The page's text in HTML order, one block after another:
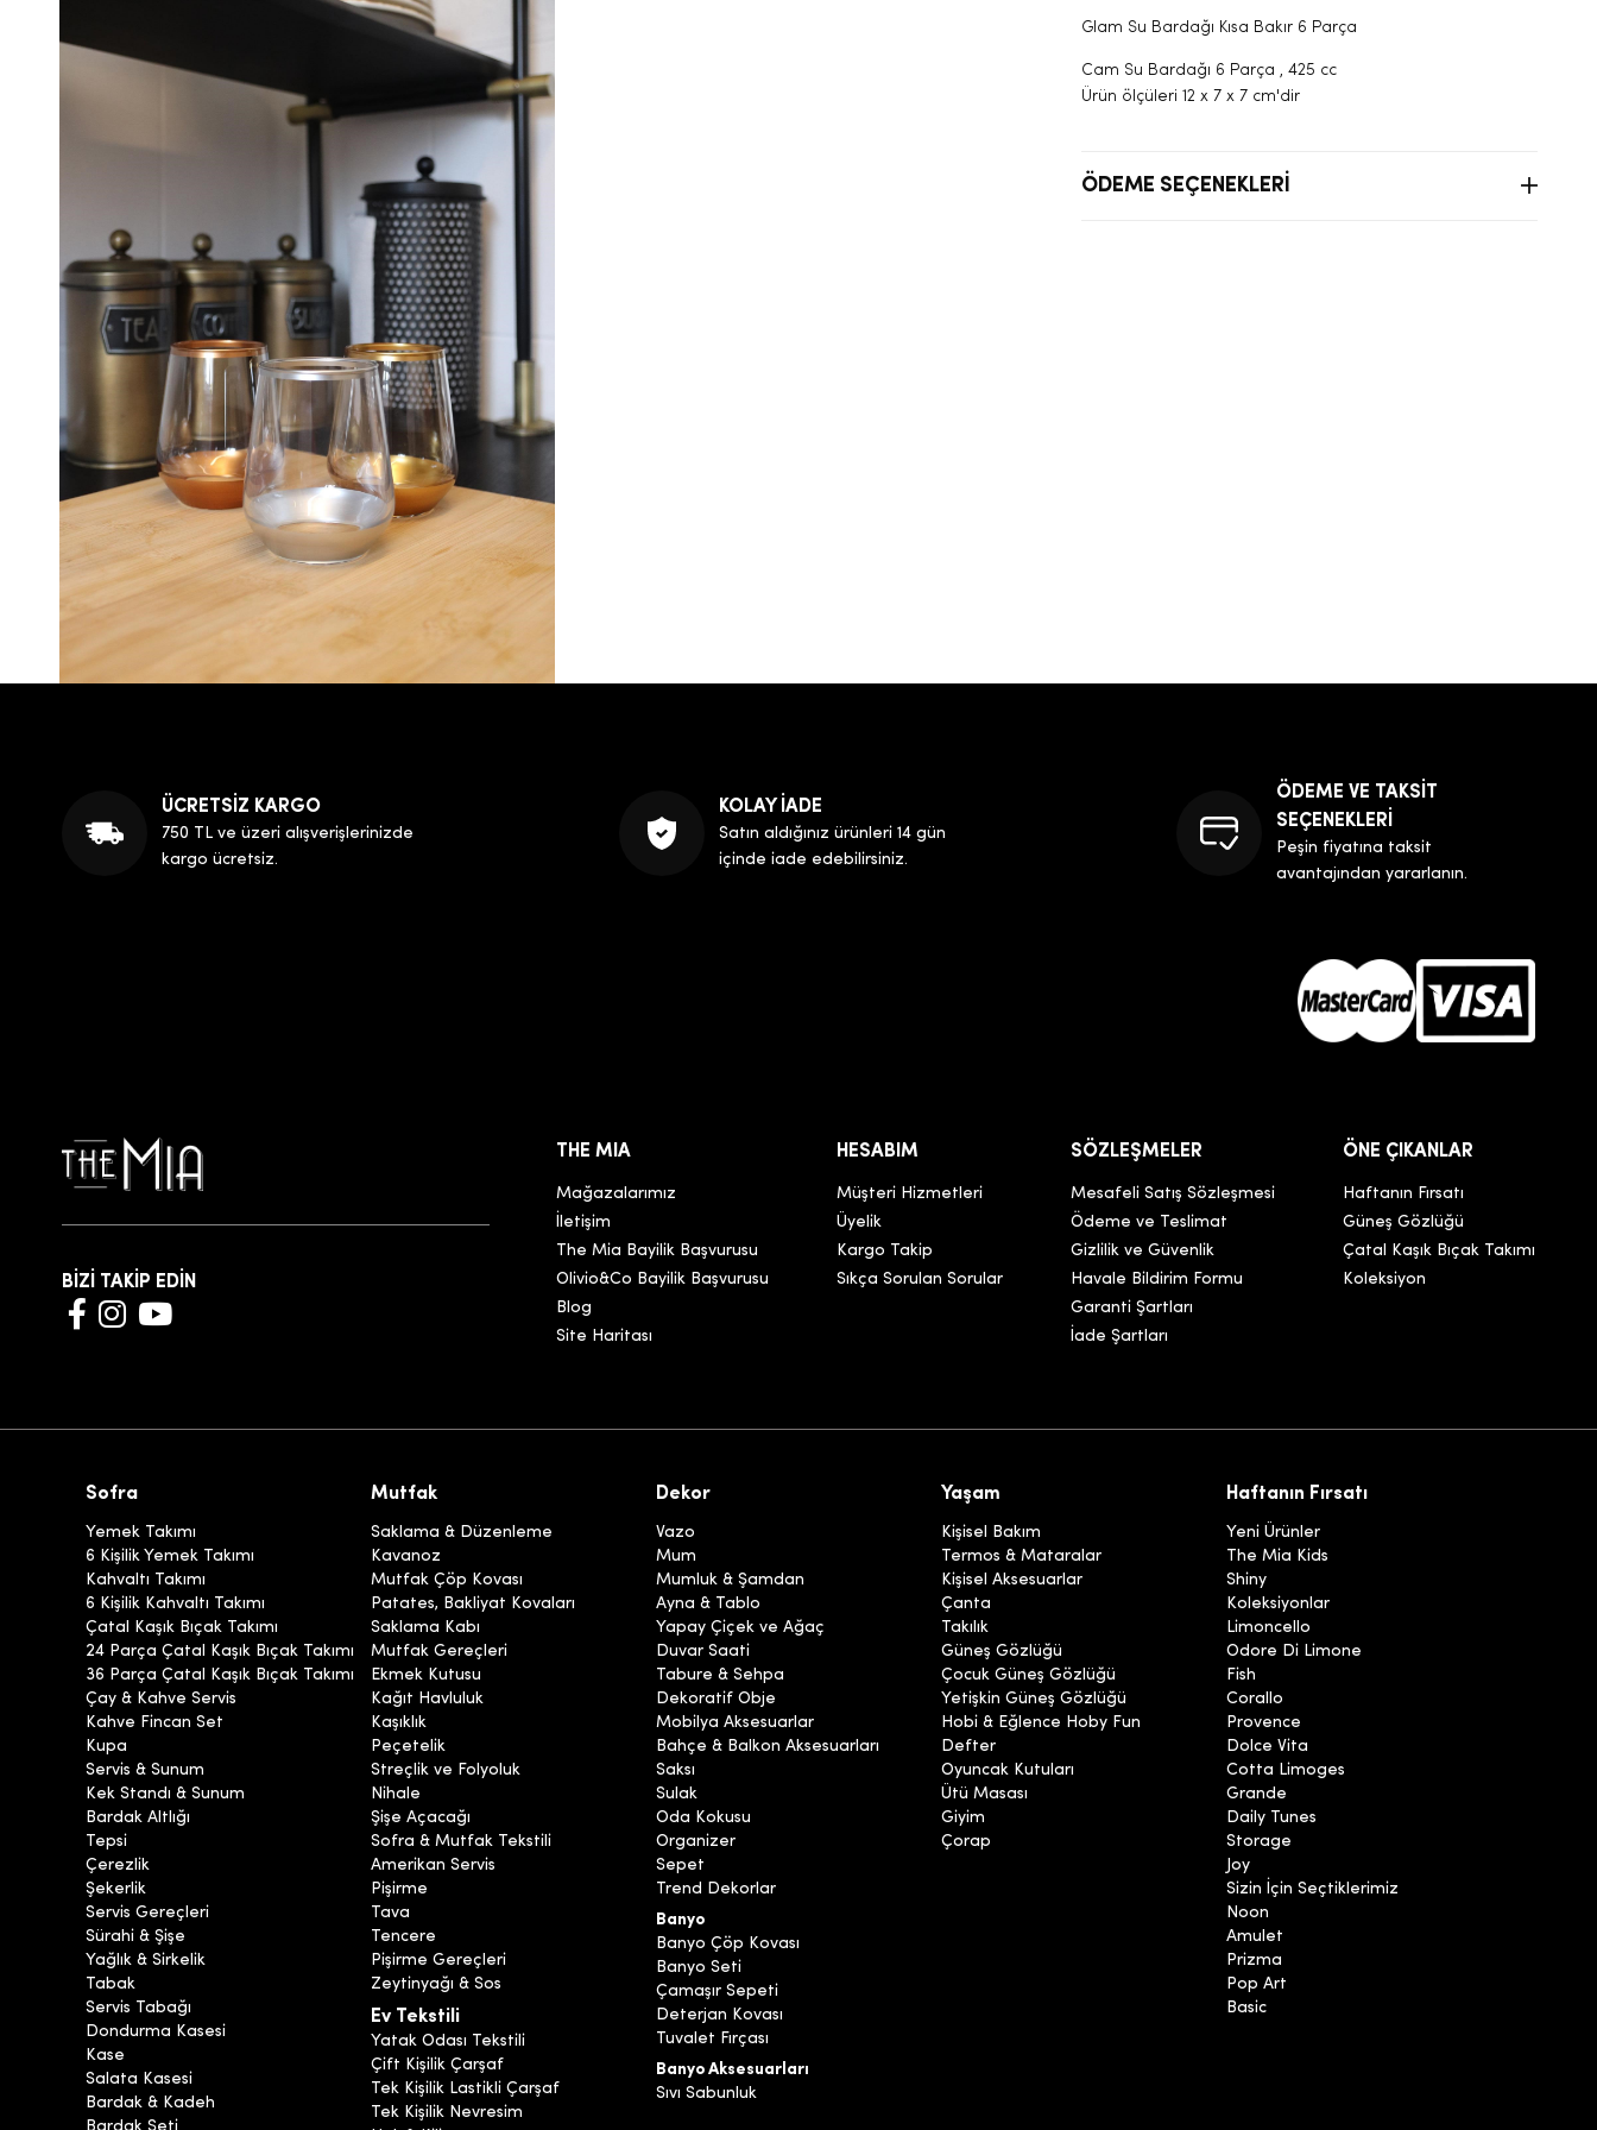
Glam Su Bardağı Kısa Bakır 6 Parça
Cam Su Bardağı 6 Parça , 425 cc
Ürün ölçüleri 12 x 7 x 7 cm'dir
ÖDEME SEÇENEKLERI
ÜCRETSİZ KARGO
750 TL ve üzeri alışverişlerinizde
kargo ücretsiz.
KOLAY İADE
Satın aldığınız ürünleri 14 gün
içinde iade edebilirsiniz.
ÖDEME VE TAKSİT
SEÇENEKLERİ
Peşin fiyatına taksit
avantajından yararlanın.
BİZİ TAKİP EDİN
THE MIA
Mağazalarımız
İletişim
The Mia Bayilik Başvurusu
Olivio&Co Bayilik Başvurusu
Blog
Site Haritası
HESABIM
Müşteri Hizmetleri
Üyelik
Kargo Takip
Sıkça Sorulan Sorular
SÖZLEŞMELER
Mesafeli Satış Sözleşmesi
Ödeme ve Teslimat
Gizlilik ve Güvenlik
Havale Bildirim Formu
Garanti Şartları
İade Şartları
ÖNE ÇIKANLAR
Haftanın Fırsatı
Güneş Gözlüğü
Çatal Kaşık Bıçak Takımı
Koleksiyon
Sofra
Yemek Takımı
6 Kişilik Yemek Takımı
Kahvaltı Takımı
6 Kişilik Kahvaltı Takımı
Çatal Kaşık Bıçak Takımı
24 Parça Çatal Kaşık Bıçak Takımı
36 Parça Çatal Kaşık Bıçak Takımı
Çay & Kahve Servis
Kahve Fincan Set
Kupa
Servis & Sunum
Kek Standı & Sunum
Bardak Altlığı
Tepsi
Çerezlik
Şekerlik
Servis Gereçleri
Sürahi & Şişe
Yağlık & Sirkelik
Tabak
Servis Tabağı
Dondurma Kasesi
Kase
Salata Kasesi
Bardak & Kadeh
Mutfak
Saklama & Düzenleme
Kavanoz
Mutfak Çöp Kovası
Patates, Bakliyat Kovaları
Saklama Kabı
Mutfak Gereçleri
Ekmek Kutusu
Kağıt Havluluk
Kaşıklık
Peçetelik
Streçlik ve Folyoluk
Nihale
Şişe Açacağı
Sofra & Mutfak Tekstili
Amerikan Servis
Pişirme
Tava
Tencere
Pişirme Gereçleri
Zeytinyağı & Sos
Ev Tekstili
Yatak Odası Tekstili
Çift Kişilik Çarşaf
Tek Kişilik Lastikli Çarşaf
Tek Kişilik Nevresim
Dekor
Vazo
Mum
Mumluk & Şamdan
Ayna & Tablo
Yapay Çiçek ve Ağaç
Duvar Saati
Tabure & Sehpa
Dekoratif Obje
Mobilya Aksesuarlar
Bahçe & Balkon Aksesuarları
Saksı
Sulak
Oda Kokusu
Organizer
Sepet
Trend Dekorlar
Banyo
Banyo Çöp Kovası
Banyo Seti
Çamaşır Sepeti
Deterjan Kovası
Tuvalet Fırçası
Banyo Aksesuarları
Sıvı Sabunluk
Yaşam
Kişisel Bakım
Termos & Mataralar
Kişisel Aksesuarlar
Çanta
Takılık
Güneş Gözlüğü
Çocuk Güneş Gözlüğü
Yetişkin Güneş Gözlüğü
Hobi & Eğlence Hoby Fun
Defter
Oyuncak Kutuları
Ütü Masası
Giyim
Çorap
Haftanın Fırsatı
Yeni Ürünler
The Mia Kids
Shiny
Koleksiyonlar
Limoncello
Odore Di Limone
Fish
Corallo
Provence
Dolce Vita
Cotta Limoges
Grande
Daily Tunes
Storage
Joy
Sizin İçin Seçtiklerimiz
Noon
Amulet
Prizma
Pop Art
Basic